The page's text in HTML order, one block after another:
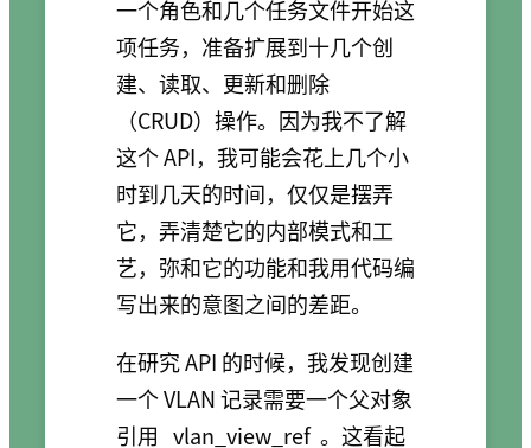
一个角色和几个任务文件开始这
项任务，准备扩展到十几个创
建、读取、更新和删除
（CRUD）操作。因为我不了解
这个 API，我可能会花上几个小
时到几天的时间，仅仅是摆弄
它，弄清楚它的内部模式和工
艺，弥和它的功能和我用代码编
写出来的意图之间的差距。
在研究 API 的时候，我发现创建
一个 VLAN 记录需要一个父对象
引用 vlan_view_ref 。这看起